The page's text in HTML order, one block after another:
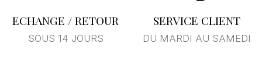
ECHANGE / RETOUR
SOUS 14 JOURS
SERVICE CLIENT
DU MARDI AU SAMEDI